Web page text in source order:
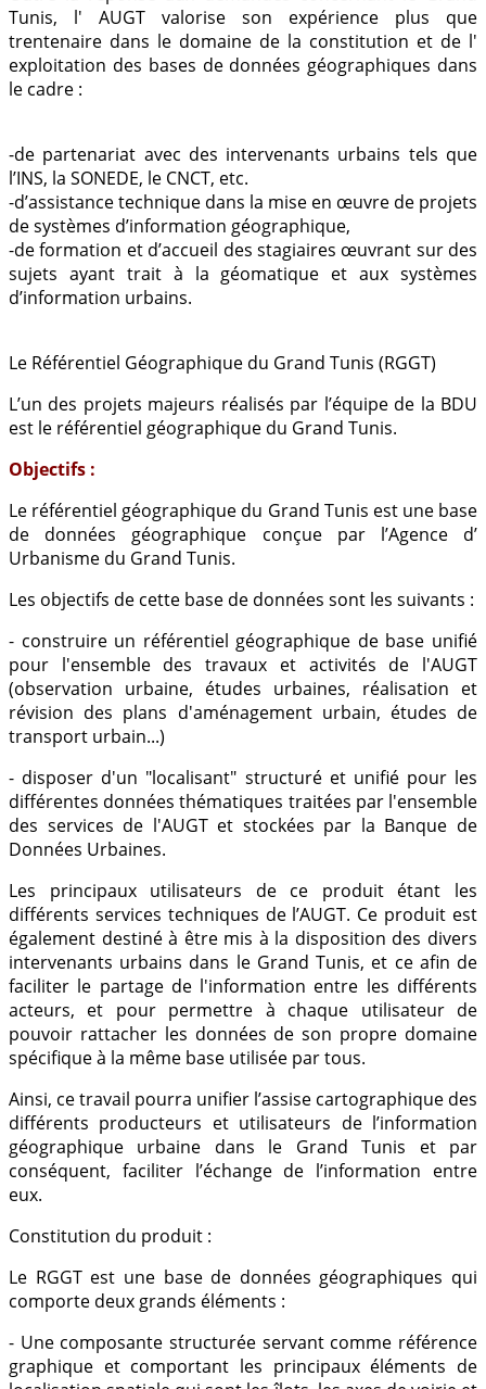
Tunis, l' AUGT valorise son expérience plus que
trentenaire dans le domaine de la constitution et de l'
exploitation des bases de données géographiques dans
le cadre :
-de partenariat avec des intervenants urbains tels que
l’INS, la SONEDE, le CNCT, etc.
-d’assistance technique dans la mise en œuvre de projets
de systèmes d’information géographique,
-de formation et d’accueil des stagiaires œuvrant sur des
sujets ayant trait à la géomatique et aux systèmes
d’information urbains.
Le Référentiel Géographique du Grand Tunis (RGGT)
L’un des projets majeurs réalisés par l’équipe de la BDU
est le référentiel géographique du Grand Tunis.
Objectifs :
Le référentiel géographique du Grand Tunis est une base
de données géographique conçue par l’Agence d’
Urbanisme du Grand Tunis.
Les objectifs de cette base de données sont les suivants :
- construire un référentiel géographique de base unifié
pour l'ensemble des travaux et activités de l'AUGT
(observation urbaine, études urbaines, réalisation et
révision des plans d'aménagement urbain, études de
transport urbain...)
- disposer d'un "localisant" structuré et unifié pour les
différentes données thématiques traitées par l'ensemble
des services de l'AUGT et stockées par la Banque de
Données Urbaines.
Les principaux utilisateurs de ce produit étant les
différents services techniques de l’AUGT. Ce produit est
également destiné à être mis à la disposition des divers
intervenants urbains dans le Grand Tunis, et ce afin de
faciliter le partage de l'information entre les différents
acteurs, et pour permettre à chaque utilisateur de
pouvoir rattacher les données de son propre domaine
spécifique à la même base utilisée par tous.
Ainsi, ce travail pourra unifier l’assise cartographique des
différents producteurs et utilisateurs de l’information
géographique urbaine dans le Grand Tunis et par
conséquent, faciliter l’échange de l’information entre
eux.
Constitution du produit :
Le RGGT est une base de données géographiques qui
comporte deux grands éléments :
- Une composante structurée servant comme référence
graphique et comportant les principaux éléments de